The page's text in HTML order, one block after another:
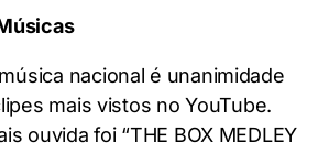
nacional é unanimidade
mais vistos no YouTube.
ouvida foi “THE BOX MEDLEY